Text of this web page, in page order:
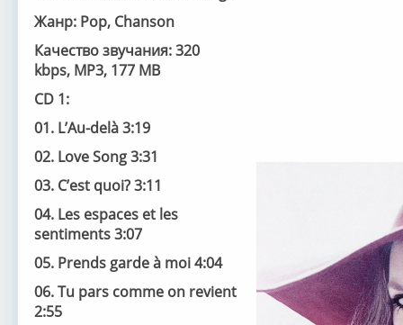
Жанр: Pop, Chanson
Качество звучания: 320
kbps, MP3, 177 MB
CD 1:
01. L’Au-delà 3:19
02. Love Song 3:31
03. C’est quoi? 3:11
04. Les espaces et les
sentiments 3:07
05. Prends garde à moi 4:04
06. Tu pars comme on revient
2:55